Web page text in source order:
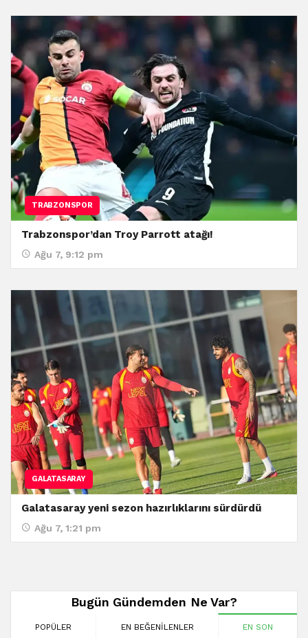
TRABZONSPOR
Trabzonspor’dan Troy Parrott atağı!
Ağu 7, 9:12 pm
GALATASARAY
Galatasaray yeni sezon hazırlıklarını sürdürdü
Ağu 7, 1:21 pm
Bugün Gündemden Ne Var?
POPÜLER EN BEĞENILENLER EN SON